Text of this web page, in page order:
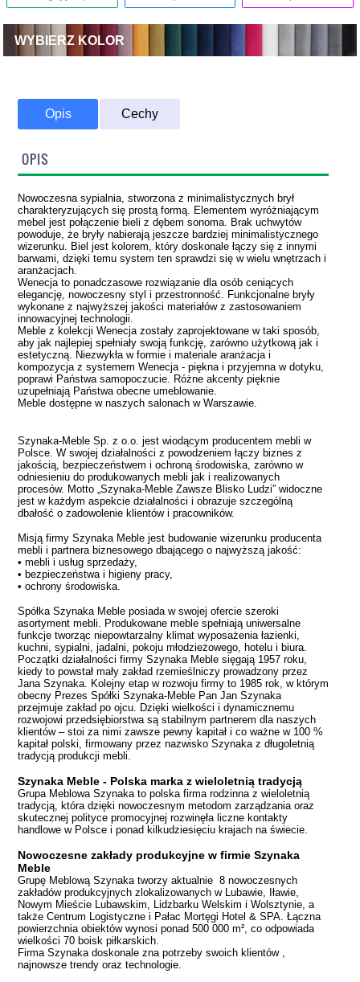
WYBIERZ KOLOR
Opis Cechy
OPIS
Nowoczesna sypialnia, stworzona z minimalistycznych brył
charakteryzujących się prostą formą. Elementem wyróżniającym
mebel jest połączenie bieli z dębem sonoma. Brak uchwytów
powoduje, że bryły nabierają jeszcze bardziej minimalistycznego
wizerunku. Biel jest kolorem, który doskonale łączy się z innymi
barwami, dzięki temu system ten sprawdzi się w wielu wnętrzach i
aranżacjach.
Wenecja to ponadczasowe rozwiązanie dla osób ceniących
elegancję, nowoczesny styl i przestronność. Funkcjonalne bryły
wykonane z najwyższej jakości materiałów z zastosowaniem
innowacyjnej technologii.
Meble z kolekcji Wenecja zostały zaprojektowane w taki sposób,
aby jak najlepiej spełniały swoją funkcję, zarówno użytkową jak i
estetyczną. Niezwykła w formie i materiale aranżacja i
kompozycja z systemem Wenecja - piękna i przyjemna w dotyku,
poprawi Państwa samopoczucie. Różne akcenty pięknie
uzupełniają Państwa obecne umeblowanie.
Meble dostępne w naszych salonach w Warszawie.
Szynaka-Meble Sp. z o.o. jest wiodącym producentem mebli w
Polsce. W swojej działalności z powodzeniem łączy biznes z
jakością, bezpieczeństwem i ochroną środowiska, zarówno w
odniesieniu do produkowanych mebli jak i realizowanych
procesów. Motto „Szynaka-Meble Zawsze Blisko Ludzi” widoczne
jest w każdym aspekcie działalności i obrazuje szczególną
dbałość o zadowolenie klientów i pracowników.
Misją firmy Szynaka Meble jest budowanie wizerunku producenta
mebli i partnera biznesowego dbającego o najwyższą jakość:
• mebli i usług sprzedaży,
• bezpieczeństwa i higieny pracy,
• ochrony środowiska.
Spółka Szynaka Meble posiada w swojej ofercie szeroki
asortyment mebli. Produkowane meble spełniają uniwersalne
funkcje tworząc niepowtarzalny klimat wyposażenia łazienki,
kuchni, sypialni, jadalni, pokoju młodzieżowego, hotelu i biura.
Początki działalności firmy Szynaka Meble sięgają 1957 roku,
kiedy to powstał mały zakład rzemieślniczy prowadzony przez
Jana Szynaka. Kolejny etap w rozwoju firmy to 1985 rok, w którym
obecny Prezes Spółki Szynaka-Meble Pan Jan Szynaka
przejmuje zakład po ojcu. Dzięki wielkości i dynamicznemu
rozwojowi przedsiębiorstwa są stabilnym partnerem dla naszych
klientów – stoi za nimi zawsze pewny kapitał i co ważne w 100 %
kapitał polski, firmowany przez nazwisko Szynaka z długoletnią
tradycją produkcji mebli.
Szynaka Meble - Polska marka z wieloletnią tradycją
Grupa Meblowa Szynaka to polska firma rodzinna z wieloletnią
tradycją, która dzięki nowoczesnym metodom zarządzania oraz
skutecznej polityce promocyjnej rozwinęła liczne kontakty
handlowe w Polsce i ponad kilkudziesięciu krajach na świecie.
Nowoczesne zakłady produkcyjne w firmie Szynaka
Meble
Grupę Meblową Szynaka tworzy aktualnie 8 nowoczesnych
zakładów produkcyjnych zlokalizowanych w Lubawie, Iławie,
Nowym Mieście Lubawskim, Lidzbarku Welskim i Wolsztynie, a
także Centrum Logistyczne i Pałac Mortęgi Hotel & SPA. Łączna
powierzchnia obiektów wynosi ponad 500 000 m², co odpowiada
wielkości 70 boisk piłkarskich.
Firma Szynaka doskonale zna potrzeby swoich klientów ,
najnowsze trendy oraz technologie.